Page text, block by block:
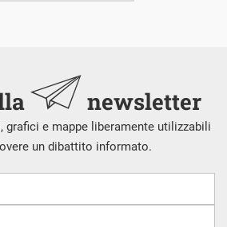
newsletter
grafici e mappe liberamente utilizzabili
un dibattito informato.